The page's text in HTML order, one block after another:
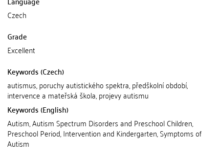
Czech
Grade
Excellent
Keywords (Czech)
autismus, poruchy autistického spektra, předškolní období,
intervence a mateřská škola, projevy autismu
Keywords (English)
Autism, Autism Spectrum Disorders and Preschool Children,
Preschool Period, Intervention and Kindergarten, Symptoms of
Autism